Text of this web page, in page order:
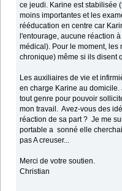
ce jeudi. Karine est stabilisée
moins importantes et les
rééducation en centre car
l'entourage, aucune réaction
médical). Pour le moment, les
chronique) même si ils disent
Les auxiliaires de vie et
en charge Karine au
tout genre pour pouvoir
mon travail. Avez-vous des
réaction de sa part ? Je me
portable a sonné elle
pas A creuser...
Merci de votre soutien.
Christian